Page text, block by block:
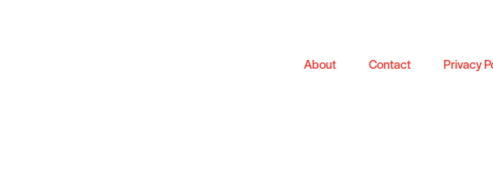
About Contact Privacy